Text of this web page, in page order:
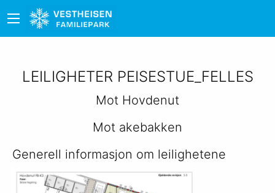
LEILIGHETER PEISESTUE_FELLES
Mot Hovdenut
Mot akebakken
Generell informasjon om leilighetene